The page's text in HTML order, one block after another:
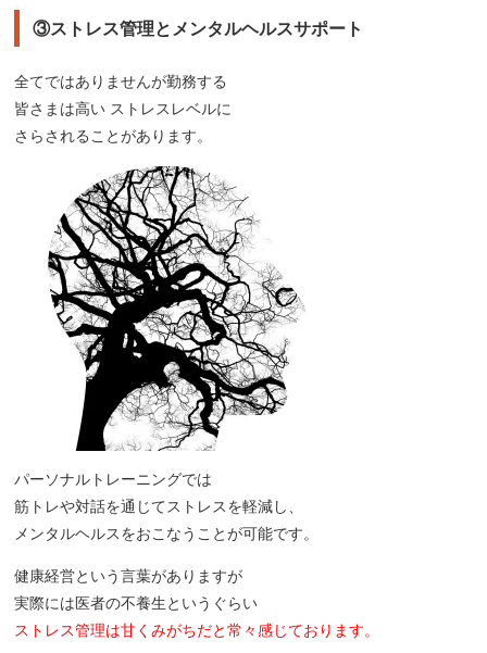
③ストレス管理とメンタルヘルスサポート
全てではありませんが勤務する
皆さまは高い ストレスレベルに
さらされることがあります。
パーソナルトレーニングでは
筋トレや対話を通じてストレスを軽減し、
メンタルヘルスをおこなうことが可能です。
健康経営という言葉がありますが
実際には医者の不養生というぐらい
ストレス管理は甘くみがちだと常々感じております。